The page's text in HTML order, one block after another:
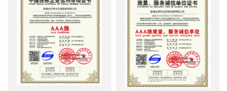
球场围栏网：守护运动安全的“隐形...
新疆金邦伟业：方管铁艺护栏——安...
新疆金邦伟业道路隔离栅：以创新工...
钢板网：城市基建与工业领域的“金...